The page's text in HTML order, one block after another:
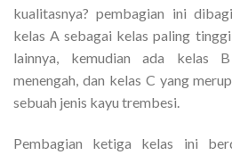
kualitasnya? pembagian ini
kelas A sebagai kelas paling
lainnya, kemudian ada kelas
menengah, dan kelas C yang
sebuah jenis kayu trembesi.
Pembagian ketiga kelas ini